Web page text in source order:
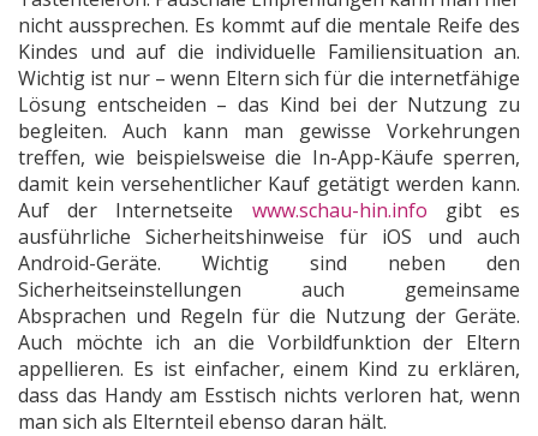
nicht aussprechen. Es kommt auf die mentale Reife des
Kindes und auf die individuelle Familiensituation an.
Wichtig ist nur – wenn Eltern sich für die internetfähige
Lösung entscheiden – das Kind bei der Nutzung zu
begleiten. Auch kann man gewisse Vorkehrungen
treffen, wie beispielsweise die In-App-Käufe sperren,
damit kein versehentlicher Kauf getätigt werden kann.
Auf der Internetseite www.schau-hin.info gibt es
ausführliche Sicherheitshinweise für iOS und auch
Android-Geräte. Wichtig sind neben den
Sicherheitseinstellungen auch gemeinsame
Absprachen und Regeln für die Nutzung der Geräte.
Auch möchte ich an die Vorbildfunktion der Eltern
appellieren. Es ist einfacher, einem Kind zu erklären,
dass das Handy am Esstisch nichts verloren hat, wenn
man sich als Elternteil ebenso daran hält.